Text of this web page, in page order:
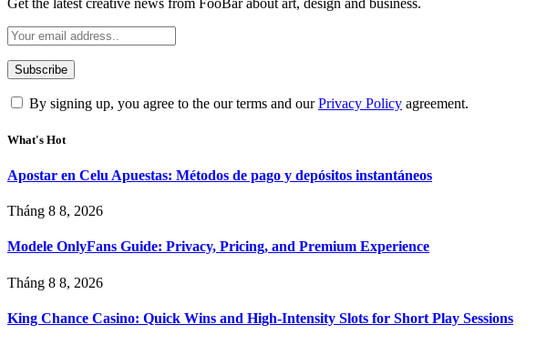
Get the latest creative news from FooBar about art, design and business.
By signing up, you agree to the our terms and ourPrivacy Policy agreement.
What's Hot
Apostar en Celu Apuestas: Métodos de pago y depósitos instantáneos
Tháng 8 8, 2026
Modele OnlyFans Guide: Privacy, Pricing, and Premium Experience
Tháng 8 8, 2026
King Chance Casino: Quick Wins and High-Intensity Slots for Short Play Sessions